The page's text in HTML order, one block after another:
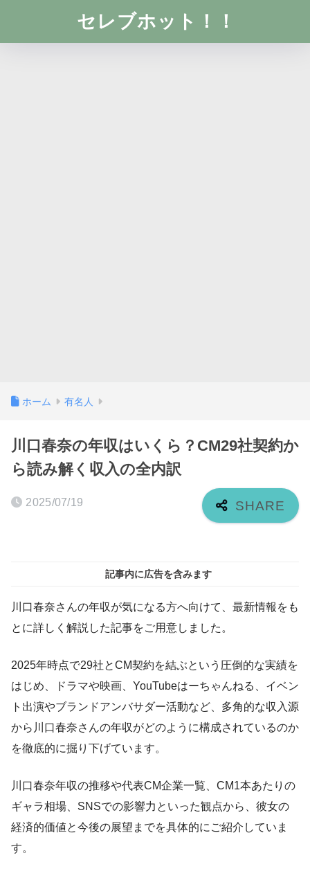
セレブホット！！
ホーム 有名人
川口春奈の年収はいくら？CM29社契約か
ら読み解く収入の全内訳
2025/07/19
記事内に広告を含みます
川口春奈さんの年収が気になる方へ向けて、最新情報をも
とに詳しく解説した記事をご用意しました。
2025年時点で29社とCM契約を結ぶという圧倒的な実績を
はじめ、ドラマや映画、YouTubeはーちゃんねる、イベン
ト出演やブランドアンバサダー活動など、多角的な収入源
から川口春奈さんの年収がどのように構成されているのか
を徹底的に掘り下げています。
川口春奈年収の推移や代表CM企業一覧、CM1本あたりの
ギャラ相場、SNSでの影響力といった観点から、彼女の
経済的価値と今後の展望までを具体的にご紹介していま
す。